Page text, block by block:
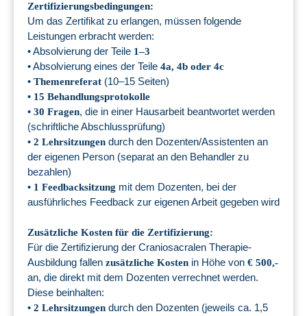
Zertifizierungsbedingungen:
Um das Zertifikat zu erlangen, müssen folgende
Leistungen erbracht werden:
• Absolvierung der Teile 1–3
• Absolvierung eines der Teile 4a, 4b oder 4c
• Themenreferat (10–15 Seiten)
• 15 Behandlungsprotokolle
• 30 Fragen, die in einer Hausarbeit beantwortet werden
(schriftliche Abschlussprüfung)
• 2 Lehrsitzungen durch den Dozenten/Assistenten an
der eigenen Person (separat an den Behandler zu
bezahlen)
• 1 Feedbacksitzung mit dem Dozenten, bei der
ausführliches Feedback zur eigenen Arbeit gegeben wird
Zusätzliche Kosten für die Zertifizierung:
Für die Zertifizierung der Craniosacralen Therapie-
Ausbildung fallen zusätzliche Kosten in Höhe von € 500,-
an, die direkt mit dem Dozenten verrechnet werden.
Diese beinhalten:
• 2 Lehrsitzungen durch den Dozenten (jeweils ca. 1,5